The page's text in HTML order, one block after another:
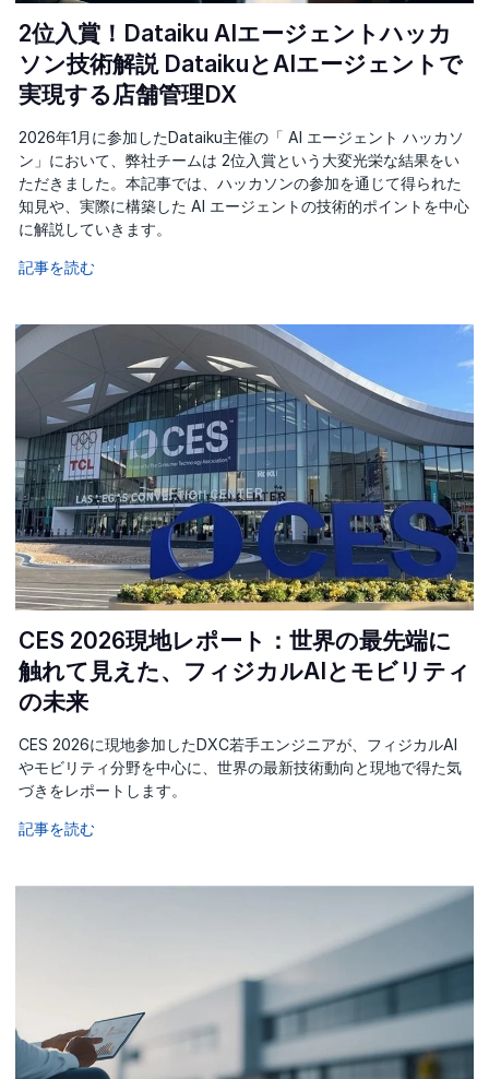
2位入賞！Dataiku AIエージェントハッカ
ソン技術解説 DataikuとAIエージェントで
実現する店舗管理DX
2026年1月に参加したDataiku主催の「 AI エージェント ハッカソ
ン」において、弊社チームは 2位入賞という大変光栄な結果をい
ただきました。本記事では、ハッカソンの参加を通じて得られた
知見や、実際に構築した AI エージェントの技術的ポイントを中心
に解説していきます。
記事を読む
CES 2026現地レポート：世界の最先端に
触れて見えた、フィジカルAIとモビリティ
の未来
CES 2026に現地参加したDXC若手エンジニアが、フィジカルAI
やモビリティ分野を中心に、世界の最新技術動向と現地で得た気
づきをレポートします。
記事を読む